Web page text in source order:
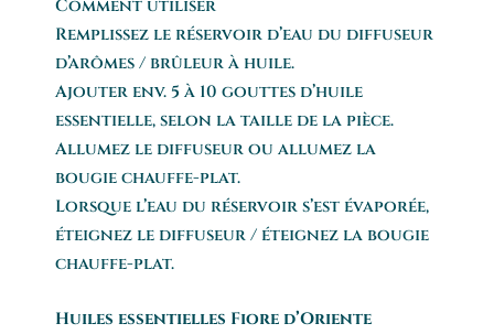
Comment utiliser
Remplissez le réservoir d’eau du diffuseur
d’arômes / brûleur à huile.
Ajouter env. 5 à 10 gouttes d’huile
essentielle, selon la taille de la pièce.
Allumez le diffuseur ou allumez la
bougie chauffe-plat.
Lorsque l’eau du réservoir s’est évaporée,
éteignez le diffuseur / éteignez la bougie
chauffe-plat.
Huiles essentielles Fiore d’Oriente